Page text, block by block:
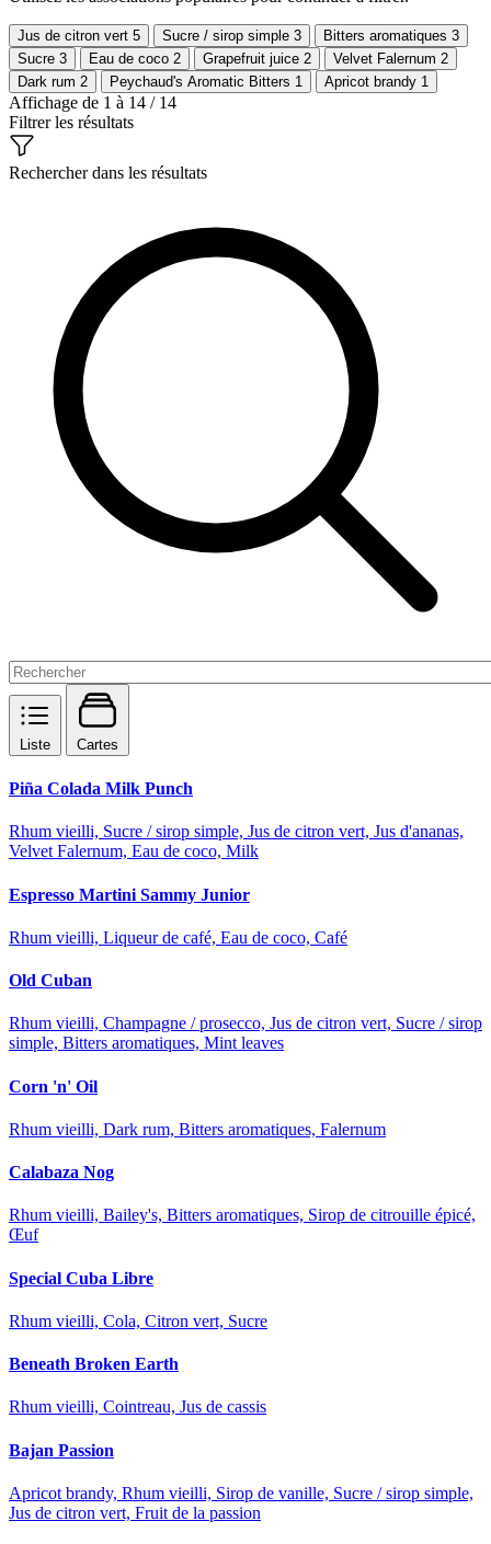
Jus de citron vert 5 Sucre / sirop simple 3 Bitters aromatiques 3
Sucre 3 Eau de coco 2 Grapefruit juice 2 Velvet Falernum 2
Dark rum 2 Peychaud's Aromatic Bitters 1 Apricot brandy 1
Affichage de 1 à 14 / 14
Filtrer les résultats
Rechercher dans les résultats
Liste Cartes
Piña Colada Milk Punch
Rhum vieilli, Sucre / sirop simple, Jus de citron vert, Jus d'ananas,
Velvet Falernum, Eau de coco, Milk
Espresso Martini Sammy Junior
Rhum vieilli, Liqueur de café, Eau de coco, Café
Old Cuban
Rhum vieilli, Champagne / prosecco, Jus de citron vert, Sucre / sirop
simple, Bitters aromatiques, Mint leaves
Corn 'n' Oil
Rhum vieilli, Dark rum, Bitters aromatiques, Falernum
Calabaza Nog
Rhum vieilli, Bailey's, Bitters aromatiques, Sirop de citrouille épicé,
Œuf
Special Cuba Libre
Rhum vieilli, Cola, Citron vert, Sucre
Beneath Broken Earth
Rhum vieilli, Cointreau, Jus de cassis
Bajan Passion
Apricot brandy, Rhum vieilli, Sirop de vanille, Sucre / sirop simple,
Jus de citron vert, Fruit de la passion